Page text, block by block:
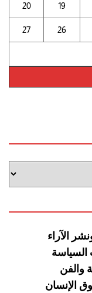
19
20
26
27
الآراء
السياسة
والفن
الإنسان